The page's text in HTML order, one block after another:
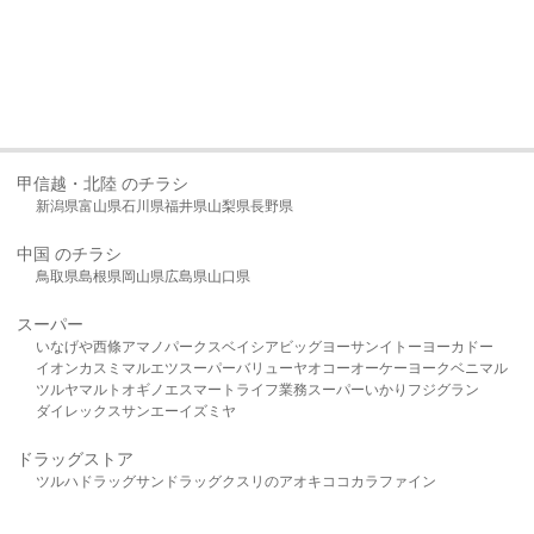
甲信越・北陸 のチラシ
新潟県富山県石川県福井県山梨県長野県
中国 のチラシ
鳥取県島根県岡山県広島県山口県
スーパー
いなげや西條アマノパークスベイシア ビッグヨーサンイトーヨーカドー
イオンカスミ マルエツスーパーバリューヤオコーオーケー ヨークベニマル
ツルヤマルト オギノ エスマート ライフ業務スーパーいかり フジグラン
ダイレックスサンエーイズミヤ
ドラッグストア
ツルハドラッグサンドラッグクスリのアオキ ココカラファイン